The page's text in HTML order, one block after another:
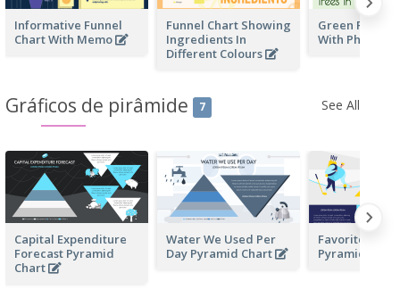
Informative Funnel
Chart With Memo
Funnel Chart Showing
Ingredients In
Different Colours
Green Funnel
With Photos
Gráficos de pirâmide 7 See All
Capital Expenditure
Forecast Pyramid
Chart
Water We Used Per
Day Pyramid Chart
Favorite
Pyramid